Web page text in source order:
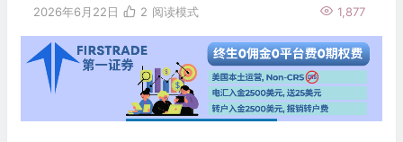
2026年6月22日 1,877
2 阅读模式